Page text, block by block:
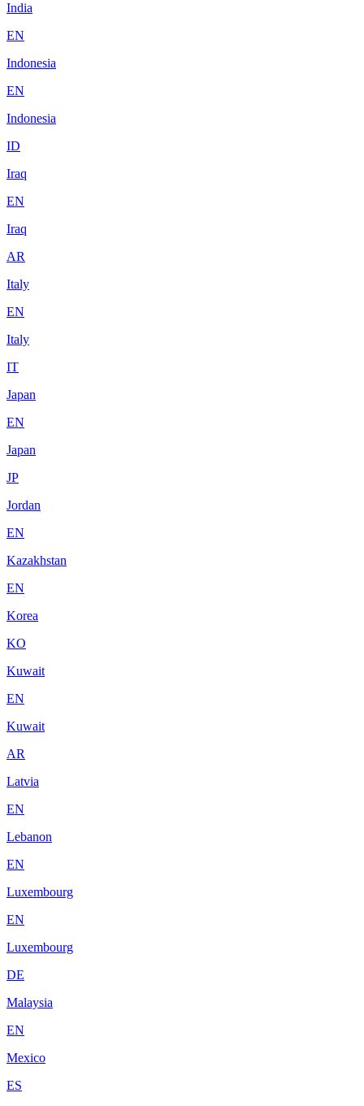
India
EN
Indonesia
EN
Indonesia
ID
Iraq
EN
Iraq
AR
Italy
EN
Italy
IT
Japan
EN
Japan
JP
Jordan
EN
Kazakhstan
EN
Korea
KO
Kuwait
EN
Kuwait
AR
Latvia
EN
Lebanon
EN
Luxembourg
EN
Luxembourg
DE
Malaysia
EN
Mexico
ES